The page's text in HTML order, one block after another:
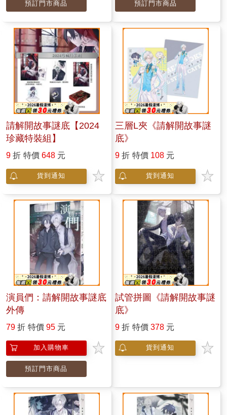
預訂門市商品 預訂門市商品
請解開故事謎底【2024
珍藏特裝組】
9 折 特價 648 元
貨到通知
三層L夾《請解開故事謎
底》
9 折 特價 108 元
貨到通知
演員們：請解開故事謎底
外傳
79 折 特價 95 元
加入購物車
預訂門市商品
試管拼圖《請解開故事謎
底》
9 折 特價 378 元
貨到通知